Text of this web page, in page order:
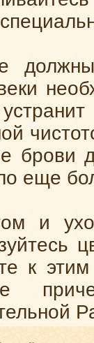
брови
еще
и
к